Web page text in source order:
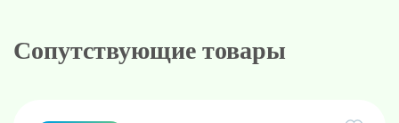
Сопутствующие товары